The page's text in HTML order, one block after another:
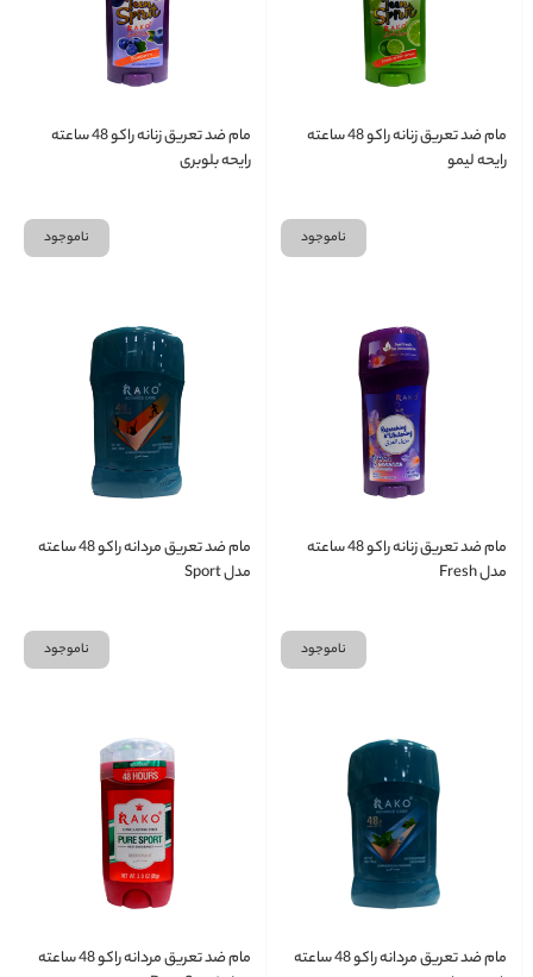
مام ضد تعریق زنانه راکو 48 ساعته
رایحه لیمو
ناموجود
مام ضد تعریق زنانه راکو 48 ساعته
رایحه بلوبری
ناموجود
مام ضد تعریق زنانه راکو 48 ساعته
مدل Fresh
ناموجود
مام ضد تعریق مردانه راکو 48 ساعته
مدل Sport
ناموجود
مام ضد تعریق مردانه راکو 48 ساعته
مام ضد تعریق مردانه راکو 48 ساعته